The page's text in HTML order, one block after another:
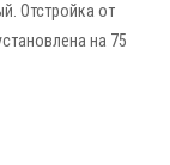
Отстройка от
на 75